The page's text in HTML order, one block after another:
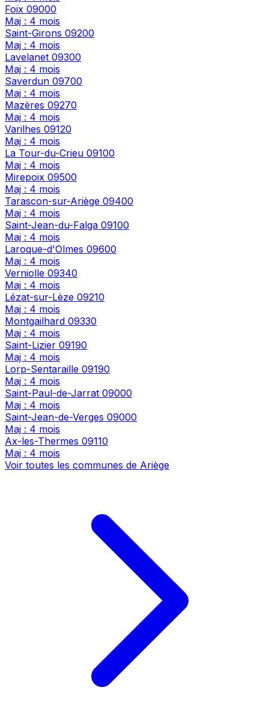
Foix 09000
Maj : 4 mois
Saint-Girons 09200
Maj : 4 mois
Lavelanet 09300
Maj : 4 mois
Saverdun 09700
Maj : 4 mois
Mazères 09270
Maj : 4 mois
Varilhes 09120
Maj : 4 mois
La Tour-du-Crieu 09100
Maj : 4 mois
Mirepoix 09500
Maj : 4 mois
Tarascon-sur-Ariège 09400
Maj : 4 mois
Saint-Jean-du-Falga 09100
Maj : 4 mois
Laroque-d'Olmes 09600
Maj : 4 mois
Verniolle 09340
Maj : 4 mois
Lézat-sur-Lèze 09210
Maj : 4 mois
Montgailhard 09330
Maj : 4 mois
Saint-Lizier 09190
Maj : 4 mois
Lorp-Sentaraille 09190
Maj : 4 mois
Saint-Paul-de-Jarrat 09000
Maj : 4 mois
Saint-Jean-de-Verges 09000
Maj : 4 mois
Ax-les-Thermes 09110
Maj : 4 mois
Voir toutes les communes de Ariège